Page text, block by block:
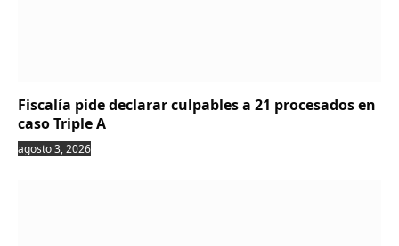
Fiscalía pide declarar culpables a 21 procesados en
caso Triple A
agosto 3, 2026